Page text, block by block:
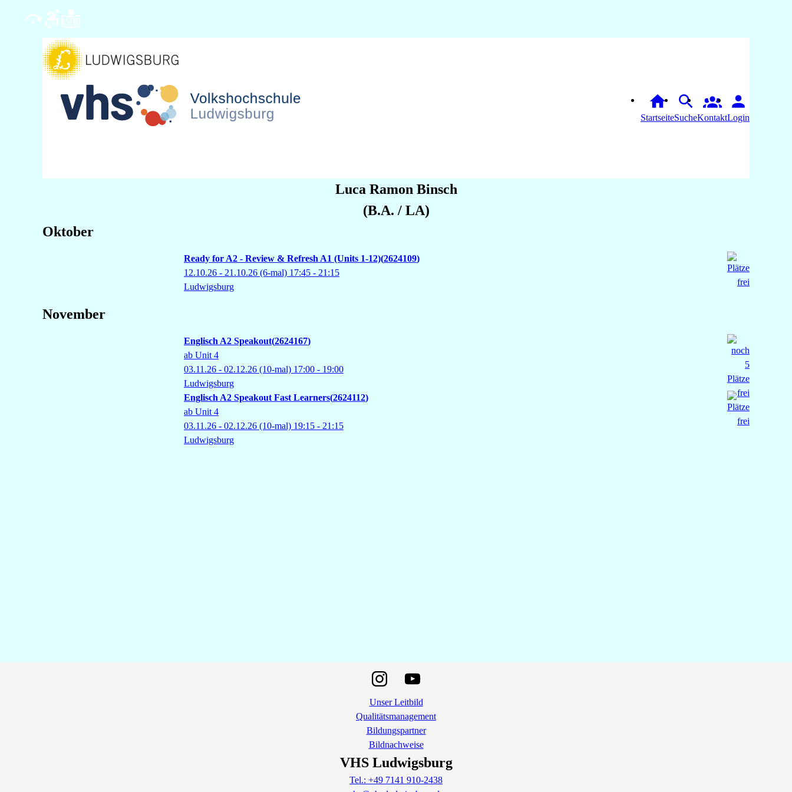
StartseiteSuche Login
Luca Ramon Binsch
(B.A. / LA)
Oktober
Ready for A2 - Review & Refresh A1 (Units 1-12) 2624109
12.10.26 - 21.10.26 (6-mal) 17:45 - 21:15
Ludwigsburg
November
Englisch A2 Speakout 2624167
ab Unit 4
03.11.26 - 02.12.26 (10-mal) 17:00 - 19:00
Ludwigsburg
Englisch A2 Speakout Fast Learners 2624112
ab Unit 4
03.11.26 - 02.12.26 (10-mal) 19:15 - 21:15
Ludwigsburg
Unser Leitbild
Qualitätsmanagement
Bildungspartner
Bildnachweise
VHS Ludwigsburg
Tel.: +49 7141 910-2438